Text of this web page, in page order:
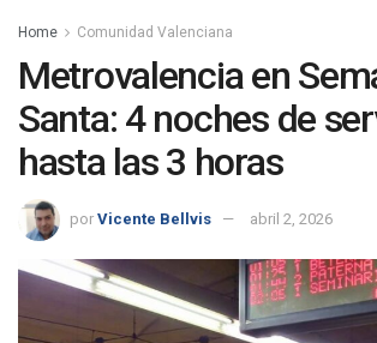
Home Comunidad Valenciana
Metrovalencia en
Santa: 4 noches de
hasta las 3 horas
por Vicente Bellvis abril 2, 2026